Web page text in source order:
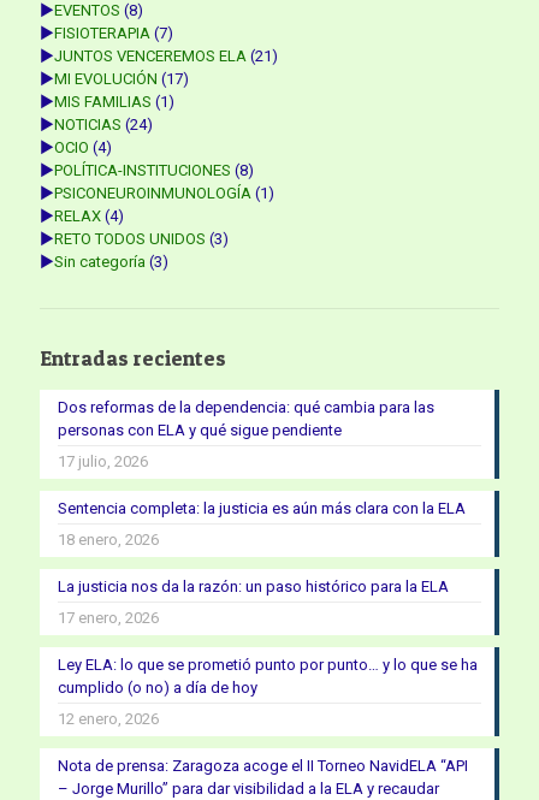
►EVENTOS (8)
►FISIOTERAPIA (7)
►JUNTOS VENCEREMOS ELA (21)
►MI EVOLUCIÓN (17)
►MIS FAMILIAS (1)
►NOTICIAS (24)
►OCIO (4)
►POLÍTICA-INSTITUCIONES (8)
►PSICONEUROINMUNOLOGÍA (1)
►RELAX (4)
►RETO TODOS UNIDOS (3)
►Sin categoría (3)
Entradas recientes
Dos reformas de la dependencia: qué cambia para las
personas con ELA y qué sigue pendiente
17 julio, 2026
Sentencia completa: la justicia es aún más clara con la ELA
18 enero, 2026
La justicia nos da la razón: un paso histórico para la ELA
17 enero, 2026
Ley ELA: lo que se prometió punto por punto… y lo que se ha
cumplido (o no) a día de hoy
12 enero, 2026
Nota de prensa: Zaragoza acoge el II Torneo NavidELA “API
– Jorge Murillo” para dar visibilidad a la ELA y recaudar